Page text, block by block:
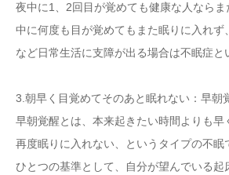
夜中に1、2回目が覚めても健康な人なら
中に何度も目が覚めてもまた眠りに入れず
など日常生活に支障が出る場合は不眠症と
3.朝早く目覚めてそのあと眠れない：早朝
早朝覚醒とは、本来起きたい時間よりも早
再度眠りに入れない、というタイプの不眠
ひとつの基準として、自分が望んでいる起